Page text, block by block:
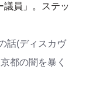
議員」。ステッ
話(ディスカヴ
都の闇を暴く